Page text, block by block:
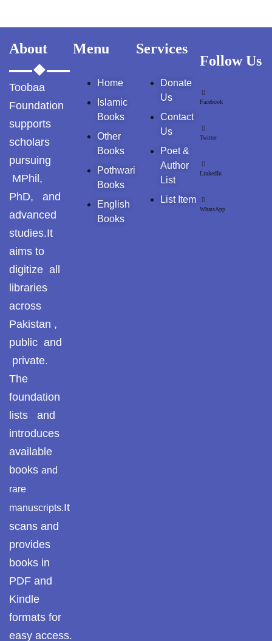
About
Toobaa
Foundation
supports
scholars
pursuing
MPhil,
PhD, and
advanced
studies.It
aims to
digitize all
libraries
across
Pakistan ,
public and
private.
The
foundation
lists and
introduces
available
books and
rare
manuscripts.It
scans and
provides
books in
PDF and
Kindle
formats for
easy access.
Menu
Home
Islamic
Books
Other
Books
Pothwari
Books
English
Books
Services
Donate
Us
Contact
Us
Poet &
Author
List
List Item
Follow Us
Facebook
Twitter
LinkedIn
WhatsApp